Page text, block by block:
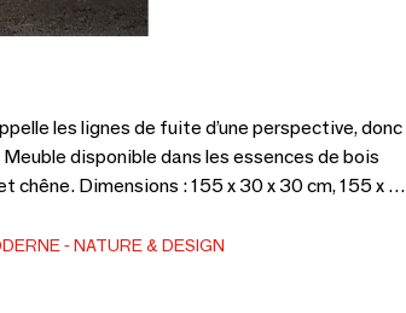
les lignes de fuite d’une perspective, donc
disponible dans les essences de bois
Dimensions : 155 x 30 x 30 cm, 155 x 40
NATURE & DESIGN